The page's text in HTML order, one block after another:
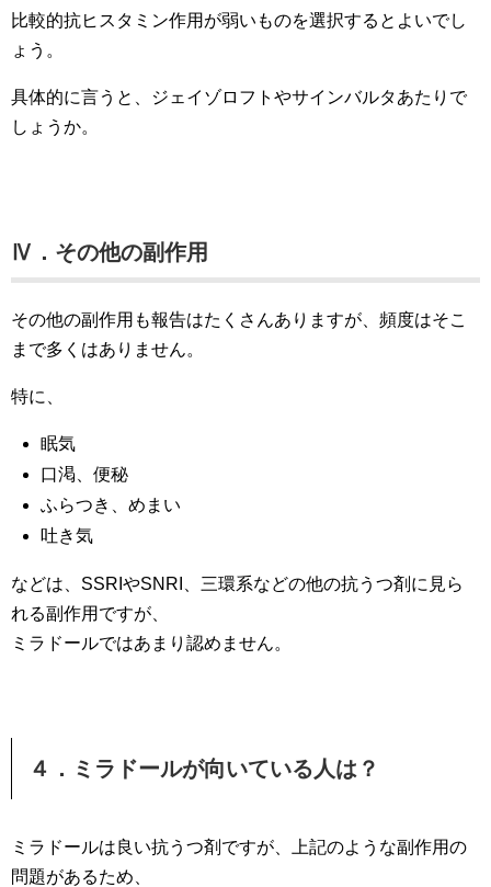
比較的抗ヒスタミン作用が弱いものを選択するとよいでし
ょう。
具体的に言うと、ジェイゾロフトやサインバルタあたりで
しょうか。
Ⅳ．その他の副作用
その他の副作用も報告はたくさんありますが、頻度はそこ
まで多くはありません。
特に、
眠気
口渇、便秘
ふらつき、めまい
吐き気
などは、SSRIやSNRI、三環系などの他の抗うつ剤に見ら
れる副作用ですが、
ミラドールではあまり認めません。
４．ミラドールが向いている人は？
ミラドールは良い抗うつ剤ですが、上記のような副作用の
問題があるため、